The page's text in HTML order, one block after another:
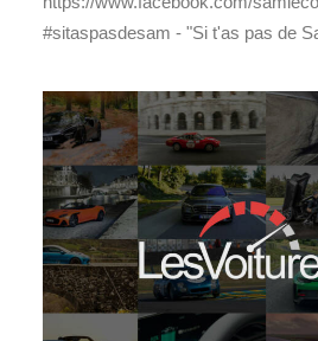
#sitaspasdesam - "Si t'as pas de